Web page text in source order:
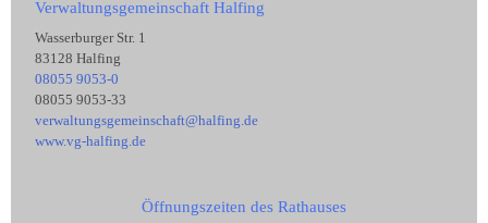
Verwaltungsgemeinschaft Halfing
Wasserburger Str. 1
83128 Halfing
08055 9053-0
08055 9053-33
verwaltungsgemeinschaft@halfing.de
www.vg-halfing.de
Öffnungszeiten des Rathauses